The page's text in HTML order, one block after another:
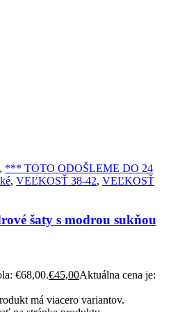
, *** TOTO ODOŠLEME DO 24
, VEĽKOSŤ 38-42, VEĽKOSŤ
šaty s modrou sukňou
€68,00.€45,00Aktuálna cena je:
má viacero variantov.